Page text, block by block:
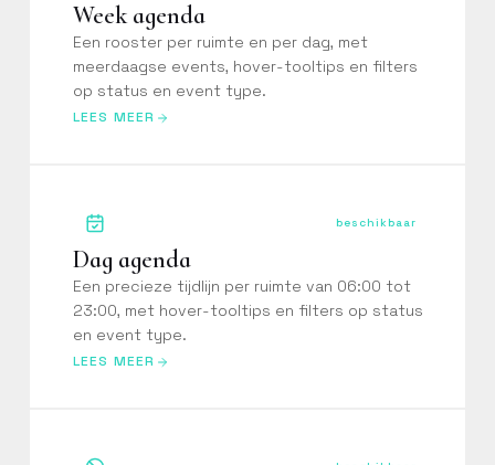
Laat een Constell-specialist
jouw team begeleiden op
maat van jullie werking.
Week agenda
Een rooster per ruimte en per dag, met
meerdaagse events, hover-tooltips en filters
op status en event type.
LEES MEER
beschikbaar
Dag agenda
Een precieze tijdlijn per ruimte van 06:00 tot
23:00, met hover-tooltips en filters op status
en event type.
LEES MEER